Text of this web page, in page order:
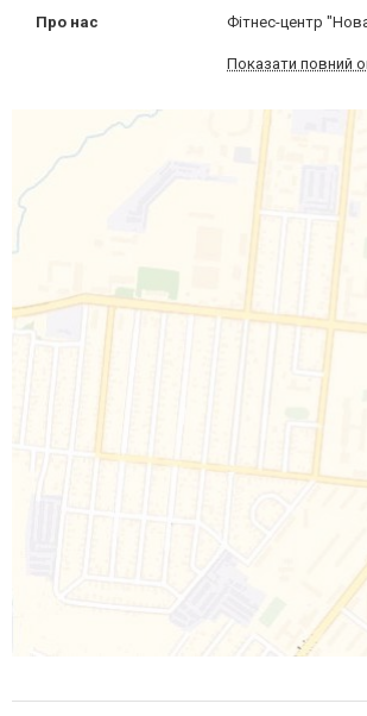
Про нас Фітнес-центр
Показати повний